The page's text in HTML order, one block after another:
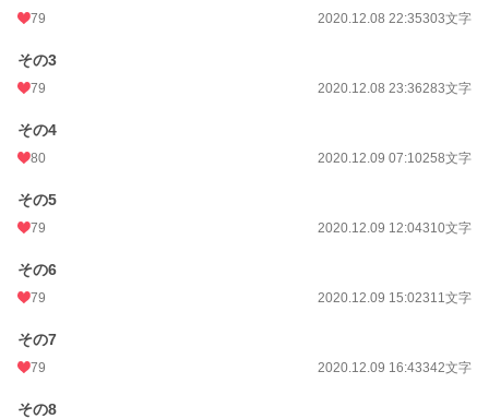
79 2020.12.08 22:35303文字
その3
79 2020.12.08 23:36283文字
その4
80 2020.12.09 07:10258文字
その5
79 2020.12.09 12:04310文字
その6
79 2020.12.09 15:02311文字
その7
79 2020.12.09 16:43342文字
その8